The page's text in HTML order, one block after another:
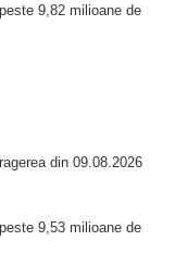
9,82 milioane de
din 09.08.2026
9,53 milioane de